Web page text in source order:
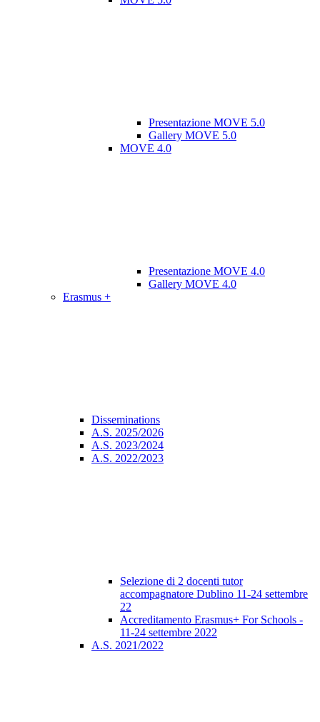
Presentazione MOVE 5.0
Gallery MOVE 5.0
MOVE 4.0
Presentazione MOVE 4.0
Gallery MOVE 4.0
Erasmus +
Disseminations
A.S. 2025/2026
A.S. 2023/2024
A.S. 2022/2023
Selezione di 2 docenti tutor
accompagnatore Dublino 11-24 settembre
22
Accreditamento Erasmus+ For Schools -
11-24 settembre 2022
A.S. 2021/2022